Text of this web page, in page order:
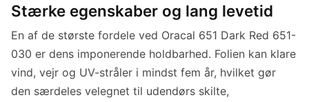
Stærke egenskaber og lang levetid
En af de største fordele ved Oracal 651 Dark Red 651-
030 er dens imponerende holdbarhed. Folien kan klare
vind, vejr og UV-stråler i mindst fem år, hvilket gør
den særdeles velegnet til udendørs skilte,